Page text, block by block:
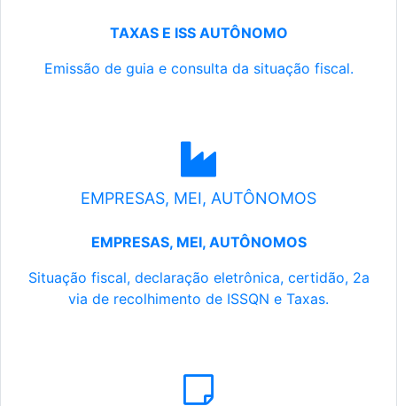
TAXAS E ISS AUTÔNOMO
Emissão de guia e consulta da situação fiscal.
EMPRESAS, MEI, AUTÔNOMOS
EMPRESAS, MEI, AUTÔNOMOS
Situação fiscal, declaração eletrônica, certidão, 2a
via de recolhimento de ISSQN e Taxas.